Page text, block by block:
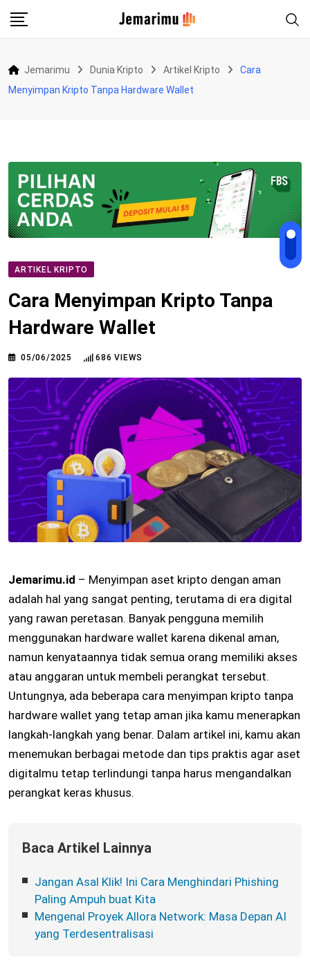
Skip
to
Jemarimu Dunia Kripto Artikel Kripto
Cara
Menyimpan Kripto Tanpa Hardware Wallet
ARTIKEL KRIPTO
Cara Menyimpan Kripto Tanpa
Hardware Wallet
05/06/2025 686 VIEWS
Jemarimu.id – Menyimpan aset kripto dengan aman
adalah hal yang sangat penting, terutama di era digital
yang rawan peretasan. Banyak pengguna memilih
menggunakan hardware wallet karena dikenal aman,
namun kenyataannya tidak semua orang memiliki akses
atau anggaran untuk membeli perangkat tersebut.
Untungnya, ada beberapa cara menyimpan kripto tanpa
hardware wallet yang tetap aman jika kamu menerapkan
langkah-langkah yang benar. Dalam artikel ini, kamu akan
menemukan berbagai metode dan tips praktis agar aset
digitalmu tetap terlindungi tanpa harus mengandalkan
perangkat keras khusus.
Baca Artikel Lainnya
Jangan Asal Klik! Ini Cara Menghindari Phishing
Paling Ampuh buat Kita
Mengenal Proyek Allora Network: Masa Depan AI
yang Terdesentralisasi